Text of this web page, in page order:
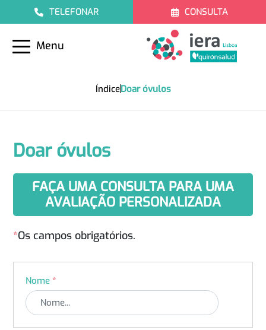
TELEFONAR CONSULTA
Menu
ÍndiceDoar óvulos
Doar óvulos
FAÇA UMA CONSULTA PARA UMA
AVALIAÇÃO PERSONALIZADA
*Os campos obrigatórios.
Nome *